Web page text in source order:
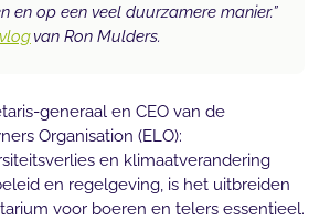
en op een veel duurzamere manier.”
van Ron Mulders.
generaal en CEO van de
Organisation (ELO):
en klimaatverandering
en regelgeving, is het uitbreiden
voor boeren en telers essentieel.